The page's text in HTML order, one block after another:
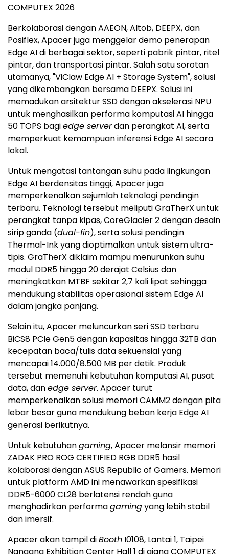
COMPUTEX 2026
Berkolaborasi dengan AAEON, Altob, DEEPX, dan
Posiflex, Apacer juga menggelar demo penerapan
Edge AI di berbagai sektor, seperti pabrik pintar, ritel
pintar, dan transportasi pintar. Salah satu sorotan
utamanya, "ViClaw Edge AI + Storage System", solusi
yang dikembangkan bersama DEEPX. Solusi ini
memadukan arsitektur SSD dengan akselerasi NPU
untuk menghasilkan performa komputasi AI hingga
50 TOPS bagiedge serverdan perangkat AI, serta
memperkuat kemampuan inferensi Edge AI secara
lokal.
Untuk mengatasi tantangan suhu pada lingkungan
Edge AI berdensitas tinggi, Apacer juga
memperkenalkan sejumlah teknologi pendingin
terbaru. Teknologi tersebut meliputi GraTherX untuk
perangkat tanpa kipas, CoreGlacier 2 dengan desain
sirip ganda (dual-fin), serta solusi pendingin
Thermal-Ink yang dioptimalkan untuk sistem ultra-
tipis. GraTherX diklaim mampu menurunkan suhu
modul DDR5 hingga 20 derajat Celsius dan
meningkatkan MTBF sekitar 2,7 kali lipat sehingga
mendukung stabilitas operasional sistem Edge AI
dalam jangka panjang.
Selain itu, Apacer meluncurkan seri SSD terbaru
BiCS8 PCIe Gen5 dengan kapasitas hingga 32TB dan
kecepatan baca/tulis data sekuensial yang
mencapai 14.000/8.500 MB per detik. Produk
tersebut memenuhi kebutuhan komputasi AI, pusat
data, danedge server. Apacer turut
memperkenalkan solusi memori CAMM2 dengan pita
lebar besar guna mendukung beban kerja Edge AI
generasi berikutnya.
Untuk kebutuhangaming, Apacer melansir memori
ZADAK PRO ROG CERTIFIED RGB DDR5 hasil
kolaborasi dengan ASUS Republic of Gamers. Memori
untuk platform AMD ini menawarkan spesifikasi
DDR5-6000 CL28 berlatensi rendah guna
menghadirkan performagamingyang lebih stabil
dan imersif.
Apacer akan tampil diBooth I0108, Lantai 1, Taipei